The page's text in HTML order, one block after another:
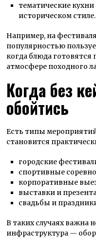
тематические
историческом стиле.
Например, на
популярностью
когда блюда готовятся
атмосфере походного
Когда без
обойтись
Есть типы
становится
городские
спортивные
корпоративные
выставки и
свадьбы и
В таких случаях важна
инфраструктура —